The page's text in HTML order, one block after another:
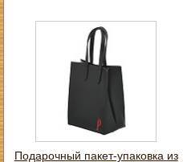
Подарочный пакет-упаковка из